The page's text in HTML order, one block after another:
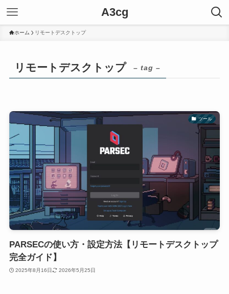
A3cg
ホーム リモートデスクトップ
リモートデスクトップ – tag –
ツール
PARSECの使い方・設定方法【リモートデスクトップ
完全ガイド】
2025年8月16日 2026年5月25日